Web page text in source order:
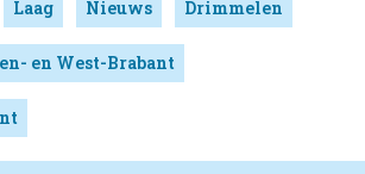
Laag Nieuws Drimmelen
en West-Brabant